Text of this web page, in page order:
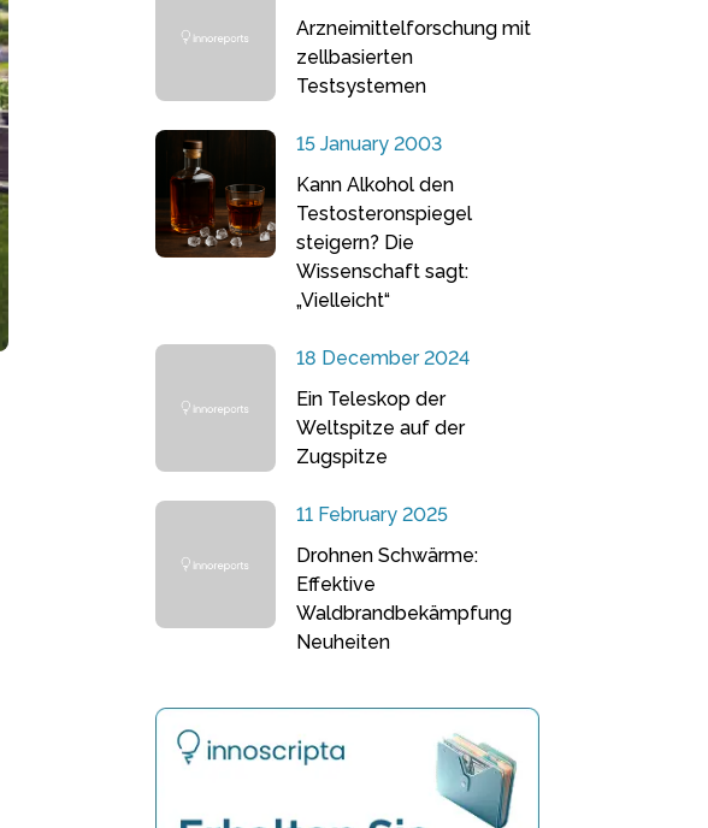
Arzneimittelforschung mit
zellbasierten
Testsystemen
15 January 2003
Kann Alkohol den
Testosteronspiegel
steigern? Die
Wissenschaft sagt:
„Vielleicht“
18 December 2024
Ein Teleskop der
Weltspitze auf der
Zugspitze
11 February 2025
Drohnen Schwärme:
Effektive
Waldbrandbekämpfung
Neuheiten